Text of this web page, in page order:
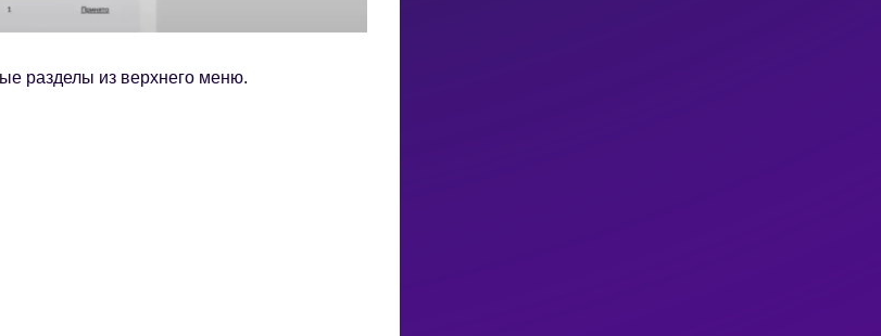
разделы из верхнего меню.